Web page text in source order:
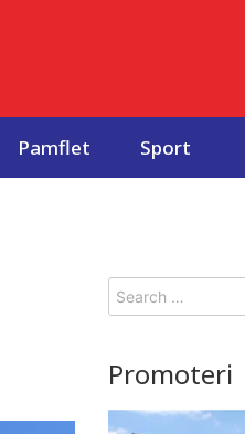
Pamflet Sport
Search
for:
Promoteri